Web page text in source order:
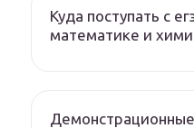
Куда поступать с
математике и